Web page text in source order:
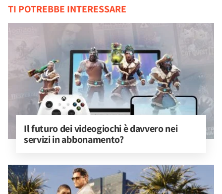
TI POTREBBE INTERESSARE
Il futuro dei videogiochi è davvero nei
servizi in abbonamento?